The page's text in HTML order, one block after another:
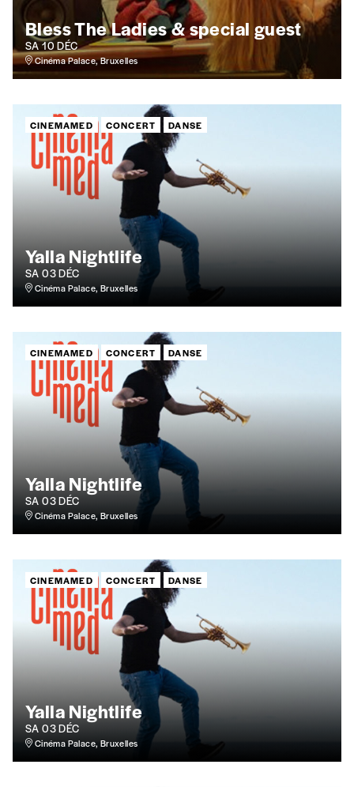
Bless The Ladies & special guest
SA 10 DÉC
Cinéma Palace, Bruxelles
CINEMAMED CONCERT DANSE
Yalla Nightlife
SA 03 DÉC
Cinéma Palace, Bruxelles
CINEMAMED CONCERT DANSE
Yalla Nightlife
SA 03 DÉC
Cinéma Palace, Bruxelles
CINEMAMED CONCERT DANSE
Yalla Nightlife
SA 03 DÉC
Cinéma Palace, Bruxelles